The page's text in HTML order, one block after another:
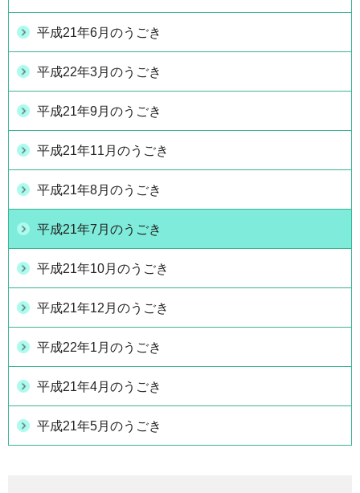
平成21年6月のうごき
平成22年3月のうごき
平成21年9月のうごき
平成21年11月のうごき
平成21年8月のうごき
平成21年7月のうごき
平成21年10月のうごき
平成21年12月のうごき
平成22年1月のうごき
平成21年4月のうごき
平成21年5月のうごき